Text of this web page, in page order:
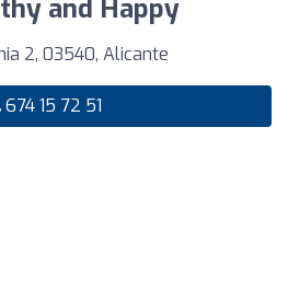
and Happy
2, 03540, Alicante
674 15 72 51